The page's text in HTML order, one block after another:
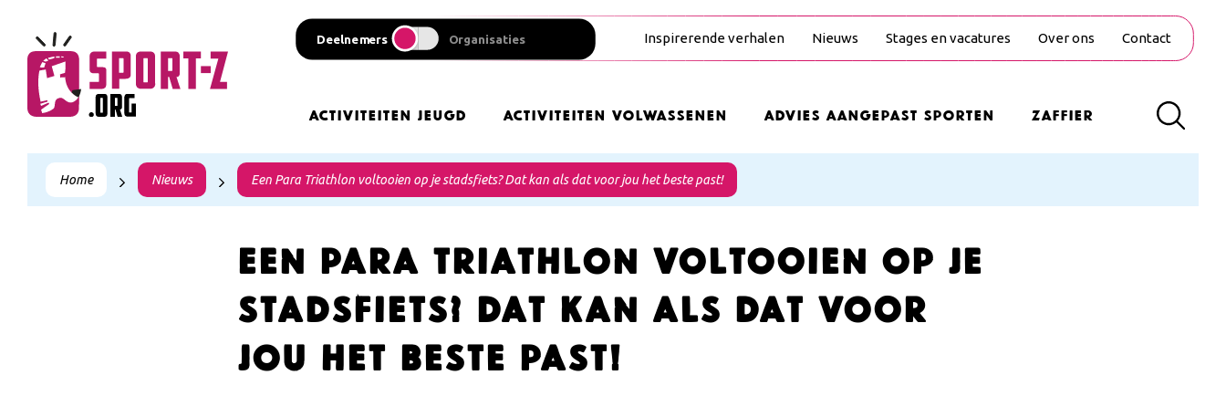
Deelnemers Organisaties Inspirerende verhalen Nieuws Stages en vacatures Over ons Contact
Activiteiten Jeugd Activiteiten Volwassenen Advies Aangepast Sporten Zaffier
Home Nieuws Een Para Triathlon voltooien op je stadsfiets? Dat kan als dat voor jou het beste past!
Een Para Triathlon voltooien op je
stadsfiets? Dat kan als dat voor
jou het beste past!